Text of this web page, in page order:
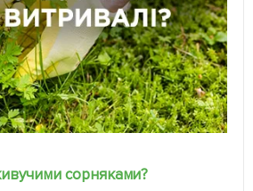
сорняками?